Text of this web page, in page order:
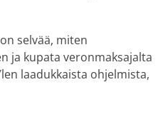
selvää, miten
ja kupata veronmaksajalta
laadukkaista ohjelmista,